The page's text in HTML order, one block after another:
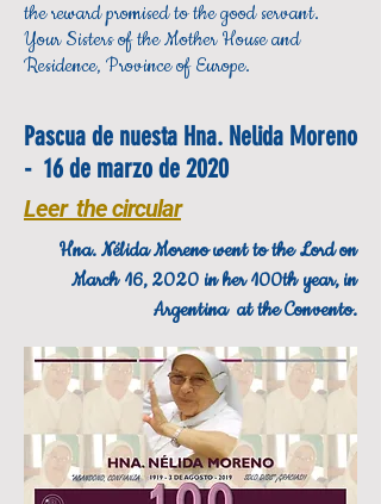
the reward promised to the good servant.
Your Sisters of the Mother House and
Residence, Province of Europe.
Pascua de nuesta Hna. Nelida Moreno
- 16 de marzo de 2020
Leer the circular
Hna. Nélida Moreno went to the Lord on
March 16, 2020 in her 100th year, in
Argentina at the Convento.